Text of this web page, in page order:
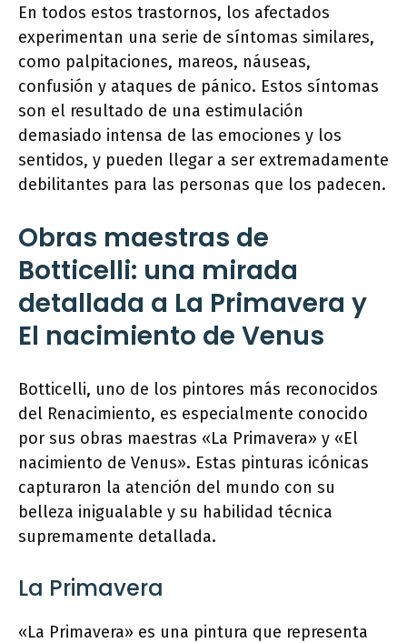
En todos estos trastornos, los afectados
experimentan una serie de síntomas similares,
como palpitaciones, mareos, náuseas,
confusión y ataques de pánico. Estos síntomas
son el resultado de una estimulación
demasiado intensa de las emociones y los
sentidos, y pueden llegar a ser extremadamente
debilitantes para las personas que los padecen.
Obras maestras de
Botticelli: una mirada
detallada a La Primavera y
El nacimiento de Venus
Botticelli, uno de los pintores más reconocidos
del Renacimiento, es especialmente conocido
por sus obras maestras «La Primavera» y «El
nacimiento de Venus». Estas pinturas icónicas
capturaron la atención del mundo con su
belleza inigualable y su habilidad técnica
supremamente detallada.
La Primavera
«La Primavera» es una pintura que representa